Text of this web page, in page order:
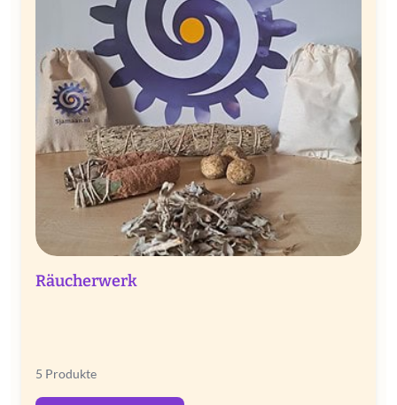
Räucherwerk
5 Produkte